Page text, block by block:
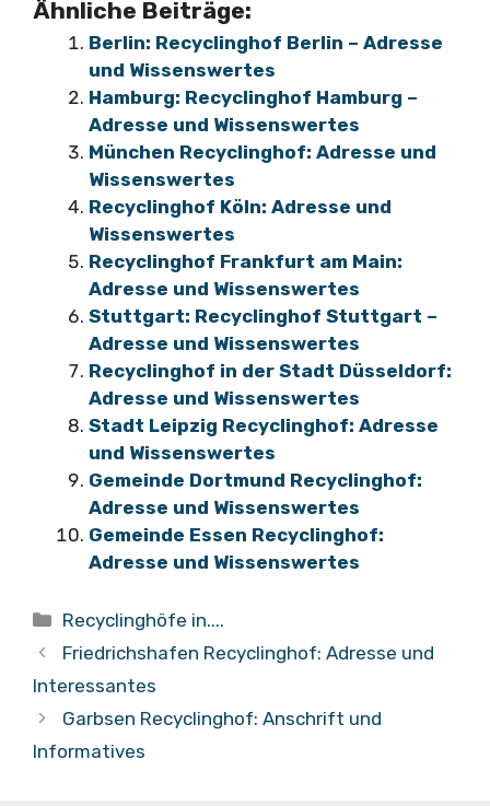
Ähnliche Beiträge:
Berlin: Recyclinghof Berlin – Adresse
und Wissenswertes
Hamburg: Recyclinghof Hamburg –
Adresse und Wissenswertes
München Recyclinghof: Adresse und
Wissenswertes
Recyclinghof Köln: Adresse und
Wissenswertes
Recyclinghof Frankfurt am Main:
Adresse und Wissenswertes
Stuttgart: Recyclinghof Stuttgart –
Adresse und Wissenswertes
Recyclinghof in der Stadt Düsseldorf:
Adresse und Wissenswertes
Stadt Leipzig Recyclinghof: Adresse
und Wissenswertes
Gemeinde Dortmund Recyclinghof:
Adresse und Wissenswertes
Gemeinde Essen Recyclinghof:
Adresse und Wissenswertes
Kategorien
Recyclinghöfe in....
Friedrichshafen Recyclinghof: Adresse und
Interessantes
Garbsen Recyclinghof: Anschrift und
Informatives